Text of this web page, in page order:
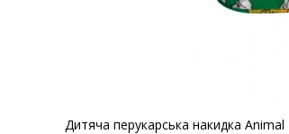
Дитяча перукарська накидка